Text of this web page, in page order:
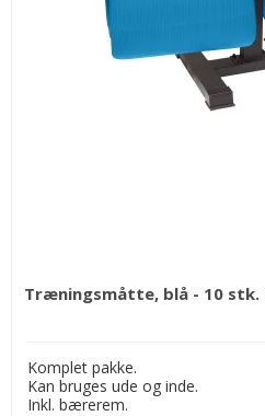
Træningsmåtte, blå - 10
Komplet pakke.
Kan bruges ude og inde.
Inkl. bærerem.